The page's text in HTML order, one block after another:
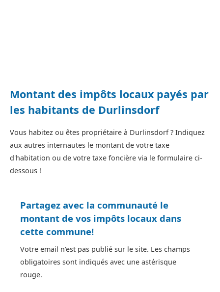
Montant des impôts locaux payés par
les habitants de Durlinsdorf
Vous habitez ou êtes propriétaire à Durlinsdorf ? Indiquez
aux autres internautes le montant de votre taxe
d'habitation ou de votre taxe foncière via le formulaire ci-
dessous !
Partagez avec la communauté le
montant de vos impôts locaux dans
cette commune!
Votre email n'est pas publié sur le site. Les champs
obligatoires sont indiqués avec une astérisque
rouge.